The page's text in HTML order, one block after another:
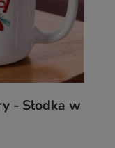
- Słodka w